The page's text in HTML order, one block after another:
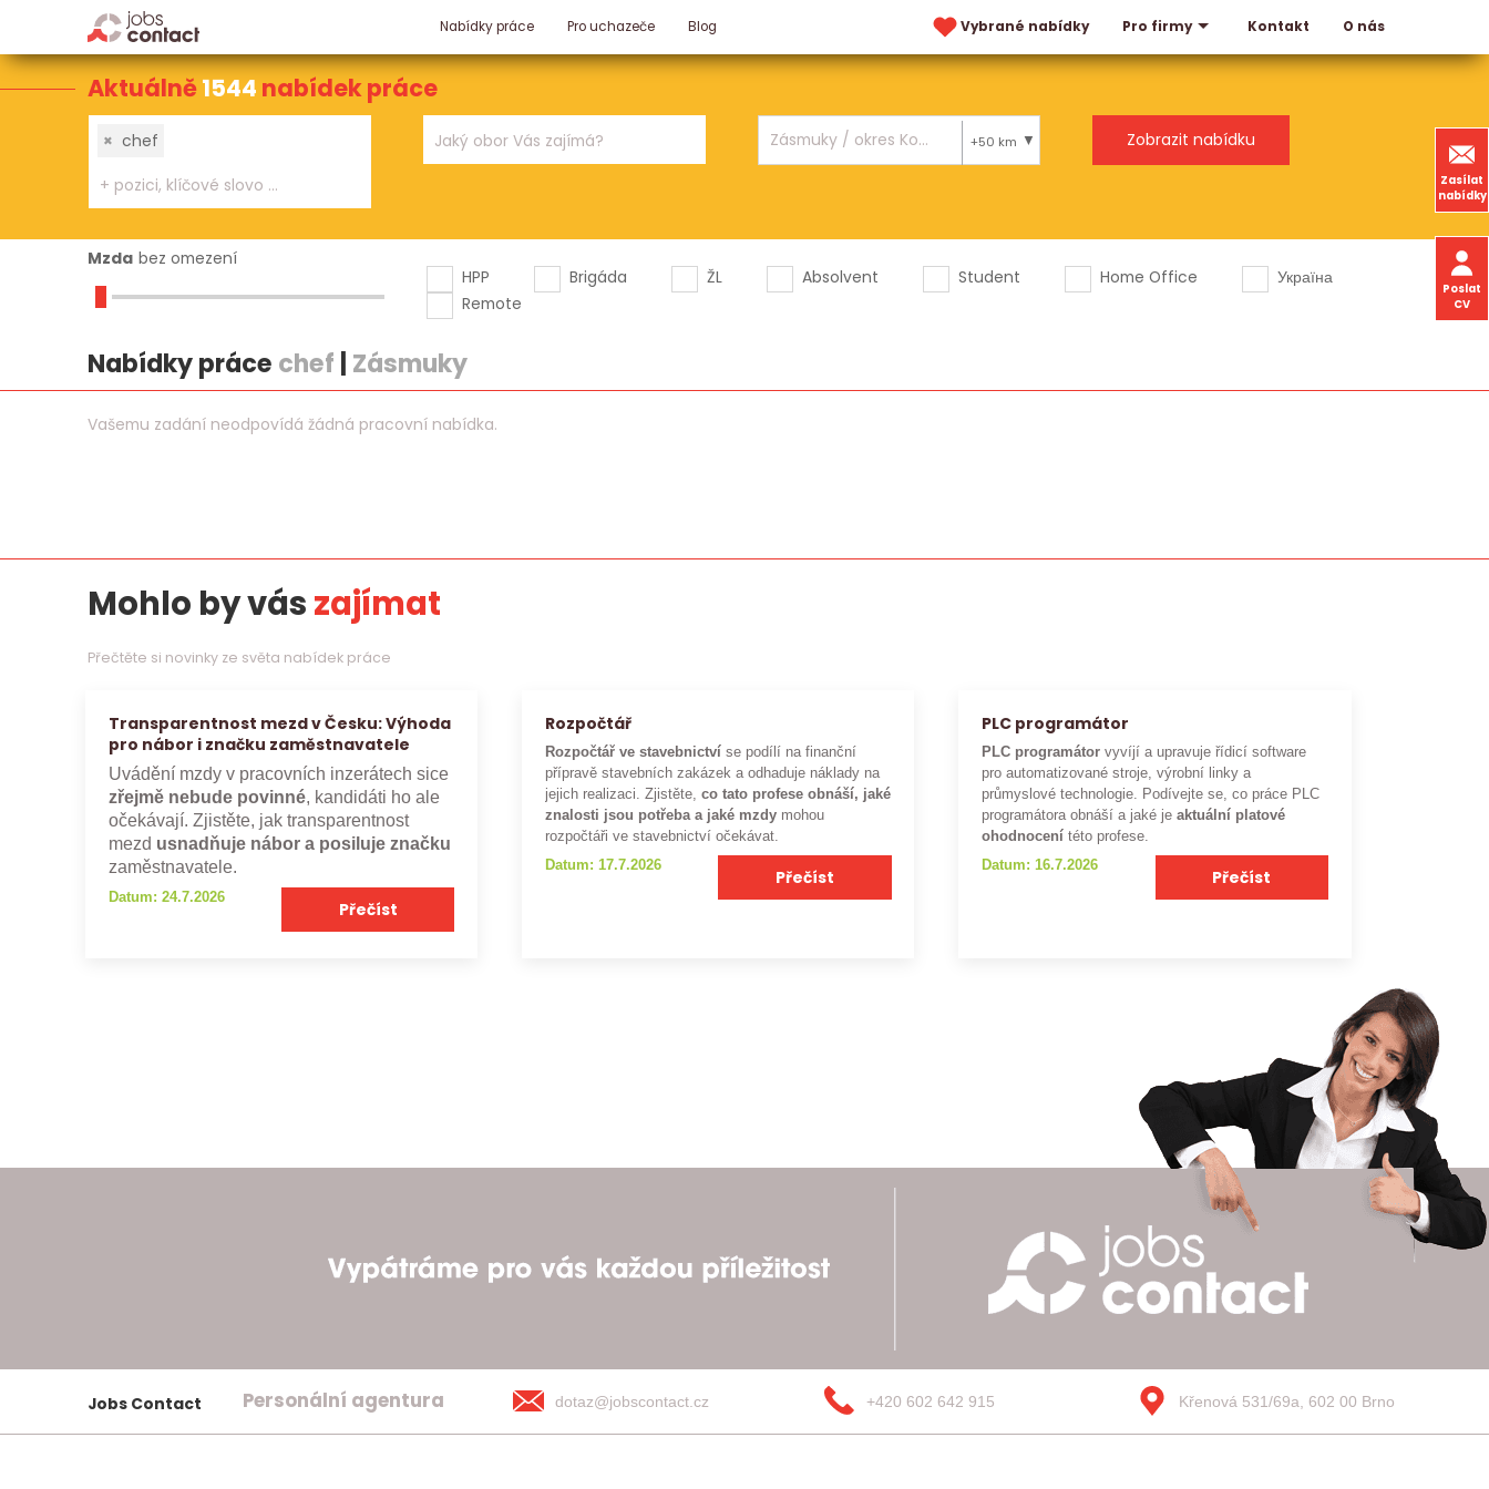
Nabídky práce Pro uchazeče Blog Vybrané nabídky Pro firmy Kontakt O nás
Zasílat
nabídky
Poslat
CV
Aktuálně1544 nabídek práce
× chef +50 km
Mzda bez omezení
HPP
Brigáda ŽL Absolvent Student Home Office
Україна
Remote
Nabídky práce chef Zásmuky
Vašemu zadání neodpovídá žádná pracovní nabídka.
Mohlo by vászajímat
Přečtěte si novinky ze světa nabídek práce
Transparentnost mezd v Česku: Výhoda
pro nábor i značku zaměstnavatele
Uvádění mzdy v pracovních inzerátech sice
zřejmě nebude povinné, kandidáti ho ale
očekávají. Zjistěte, jak transparentnost
mezd usnadňuje nábor a posiluje značku
zaměstnavatele.
Datum: 24.7.2026
Přečíst
Rozpočtář
Rozpočtář ve stavebnictví se podílí na finanční
přípravě stavebních zakázek a odhaduje náklady na
jejich realizaci. Zjistěte,co tato profese obnáší, jaké
znalosti jsou potřeba a jaké mzdy mohou
rozpočtáři ve stavebnictví očekávat.
Datum: 17.7.2026
Přečíst
PLC programátor
PLC programátor vyvíjí a upravuje řídicí software
pro automatizované stroje, výrobní linky a
průmyslové technologie. Podívejte se, co práce PLC
programátora obnáší a jaké je aktuální platové
ohodnocení této profese.
Datum: 16.7.2026
Přečíst
Jobs Contact Personální agentura dotaz@jobscontact.cz +420 602 642 915 Křenová 531/69a, 602 00 Brno